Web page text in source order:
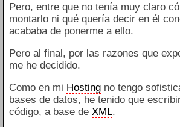
Pero, entre que no tenía muy claro
montarlo ni qué quería decir en él
acababa de ponerme a ello.
Pero al final, por las razones que
me he decidido.
Como en mi Hostingno tengo
bases de datos, he tenido que
código, a base de XML.